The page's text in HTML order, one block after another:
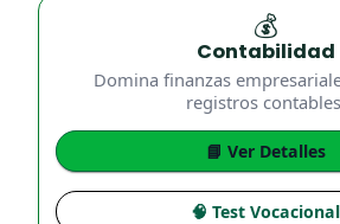
💰
Contabilidad
Domina finanzas
registros
📘 Ver Detalles
🧠 Test Vocacional